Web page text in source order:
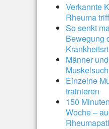
Verkannte
Rheuma
So senkt
Bewegung
Männer
Einzelne
trainieren
150
Woche –